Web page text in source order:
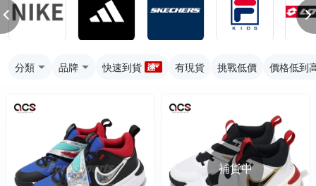
分類 品牌 快速到貨 有現貨 挑戰低價 價格低到
補貨中